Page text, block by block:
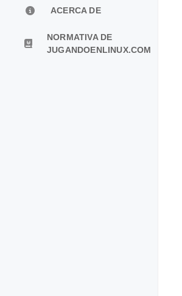
ACERCA DE
NORMATIVA DE
JUGANDOENLINUX.COM